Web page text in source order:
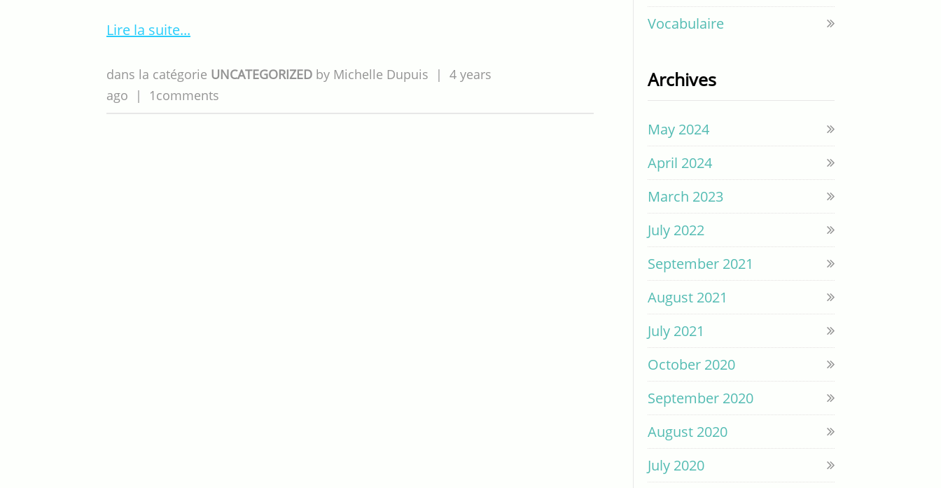
Lire la suite
dans la catégorie UNCATEGORIZED by Michelle Dupuis | 4 years
ago | 1comments
Vocabulaire
Archives
May 2024
April 2024
March 2023
July 2022
September 2021
August 2021
July 2021
October 2020
September 2020
August 2020
July 2020